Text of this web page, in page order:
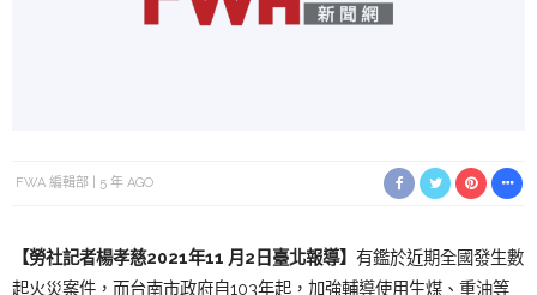
FWA 編輯部 5 年 AGO
【勞社記者楊孝慈2021年11 月2日臺北報導】 有鑑於近期全國發生數
起火災案件，而台南市政府自103年起，加強輔導使用生煤、重油等